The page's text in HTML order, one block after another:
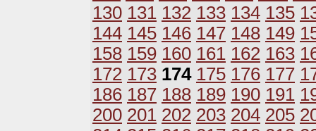
130 131 132 133 134 135
144 145 146 147 148 149
158 159 160 161 162 163
172 173 174 175 176 177
186 187 188 189 190 191
200 201 202 203 204 205